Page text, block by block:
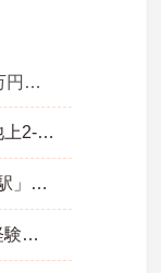
年収 325万円～443万円月給×12ヶ月＋賞与
神奈川県 横須賀市 池上2-10-15
ＪＲ横須賀線「衣笠駅」バス・車5分
■介護福祉士必須 ■経験：不問